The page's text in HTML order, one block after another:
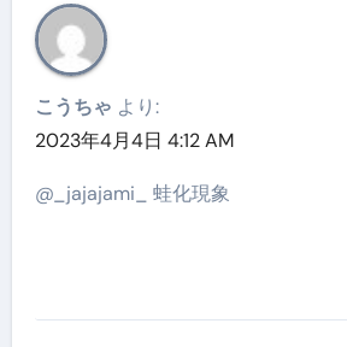
こうちゃ より:
2023年4月4日 4:12 AM
@_jajajami_ 蛙化現象